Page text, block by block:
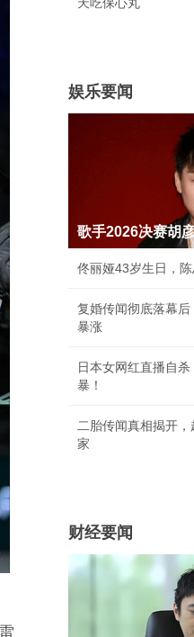
娱乐要闻
歌手2026决赛胡
佟丽娅43岁生日，
复婚传闻彻底落幕
暴涨
日本女网红直播自
暴！
二胎传闻真相揭开
家
财经要闻